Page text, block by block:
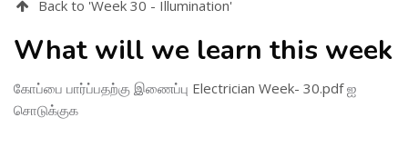
Back to 'Week 30 - Illumination'
What will we learn this week
கோப்பை பார்ப்பதற்கு இணைப்பு Electrician Week- 30.pdfஐ
சொடுக்குக